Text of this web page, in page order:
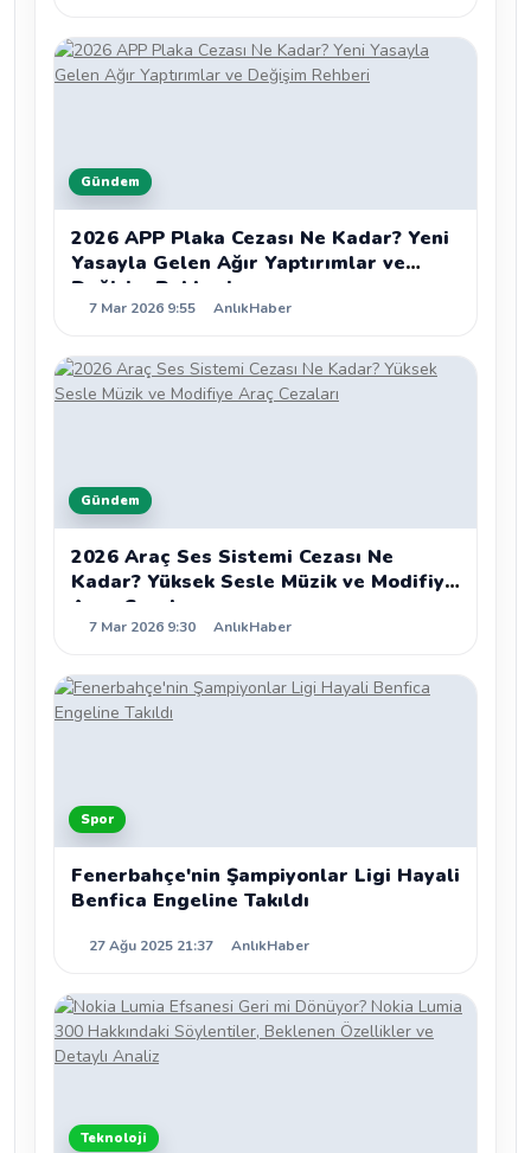
Gündem
2026 APP Plaka Cezası Ne Kadar? Yeni
Yasayla Gelen Ağır Yaptırımlar ve
Değişim Rehberi
7 Mar 2026 9:55 AnlıkHaber
Gündem
2026 Araç Ses Sistemi Cezası Ne
Kadar? Yüksek Sesle Müzik ve Modifiye
Araç Cezaları
7 Mar 2026 9:30 AnlıkHaber
Spor
Fenerbahçe'nin Şampiyonlar Ligi Hayali
Benfica Engeline Takıldı
27 Ağu 2025 21:37 AnlıkHaber
Teknoloji